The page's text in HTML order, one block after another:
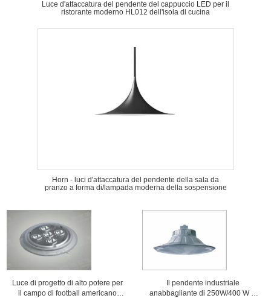
Luce d'attaccatura del pendente del cappuccio LED per il
ristorante moderno HL012 dell'isola di cucina
Horn - luci d'attaccatura del pendente della sala da
pranzo a forma di/lampada moderna della sospensione
Luce di progetto di alto potere per
il campo di football americano
Il pendente industriale
anabbagliante di 250W/400 W si